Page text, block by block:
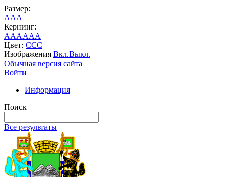
Размер:
AAA
Кернинг:
AAAAAA
Цвет: CCC
Изображения Вкл.Выкл.
Обычная версия сайта
Войти
Информация
Поиск
Все результаты